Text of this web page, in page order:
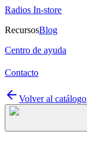
Radios In-store
RecursosBlog
Centro de ayuda
Contacto
Volver al catálogo